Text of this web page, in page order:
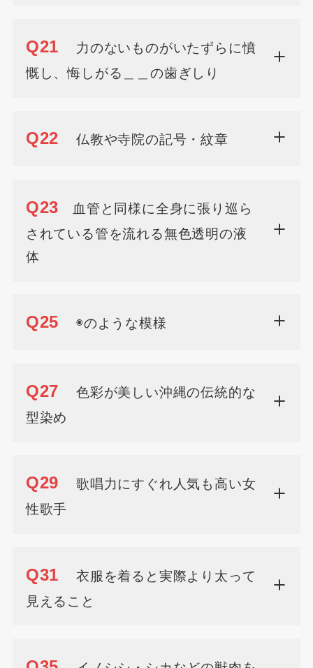
Q21
力のないものがいたずらに憤
慨し、悔しがる＿＿の歯ぎしり
Q22 仏教や寺院の記号・紋章
Q23 血管と同様に全身に張り巡ら
されている管を流れる無色透明の液
体
Q25 ◉のような模様
Q27
色彩が美しい沖縄の伝統的な
型染め
Q29
歌唱力にすぐれ人気も高い女
性歌手
Q31
衣服を着ると実際より太って
見えること